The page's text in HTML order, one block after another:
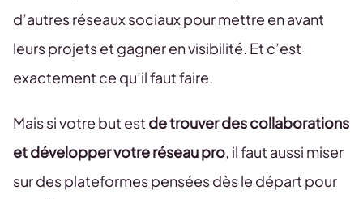
d’autres réseaux sociaux pour mettre en avant
leurs projets et gagner en visibilité. Et c’est
exactement ce qu’il faut faire.
Mais si votre but est de trouver des collaborations
et développer votre réseau pro, il faut aussi miser
sur des plateformes pensées dès le départ pour